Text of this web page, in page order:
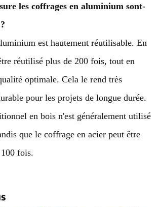
les coffrages en aluminium sont-
est hautement réutilisable. En
réutilisé plus de 200 fois, tout en
optimale. Cela le rend très
pour les projets de longue durée.
en bois n'est généralement utilisé
que le coffrage en acier peut être
fois.